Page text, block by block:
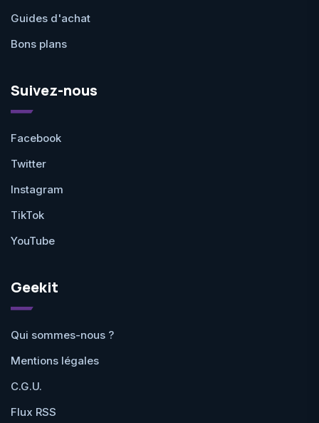
Guides d'achat
Bons plans
Suivez-nous
Facebook
Twitter
Instagram
TikTok
YouTube
Geekit
Qui sommes-nous ?
Mentions légales
C.G.U.
Flux RSS